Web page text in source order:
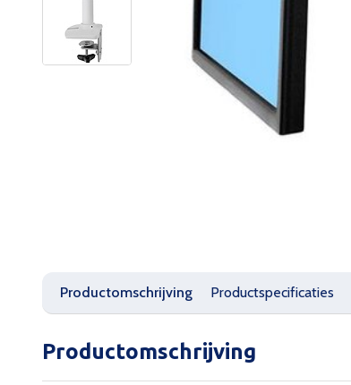
Productomschrijving Productspecificaties
Productomschrijving